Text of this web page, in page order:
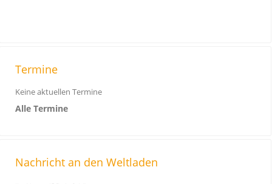
Termine
Keine aktuellen Termine
Alle Termine
Nachricht an den Weltladen